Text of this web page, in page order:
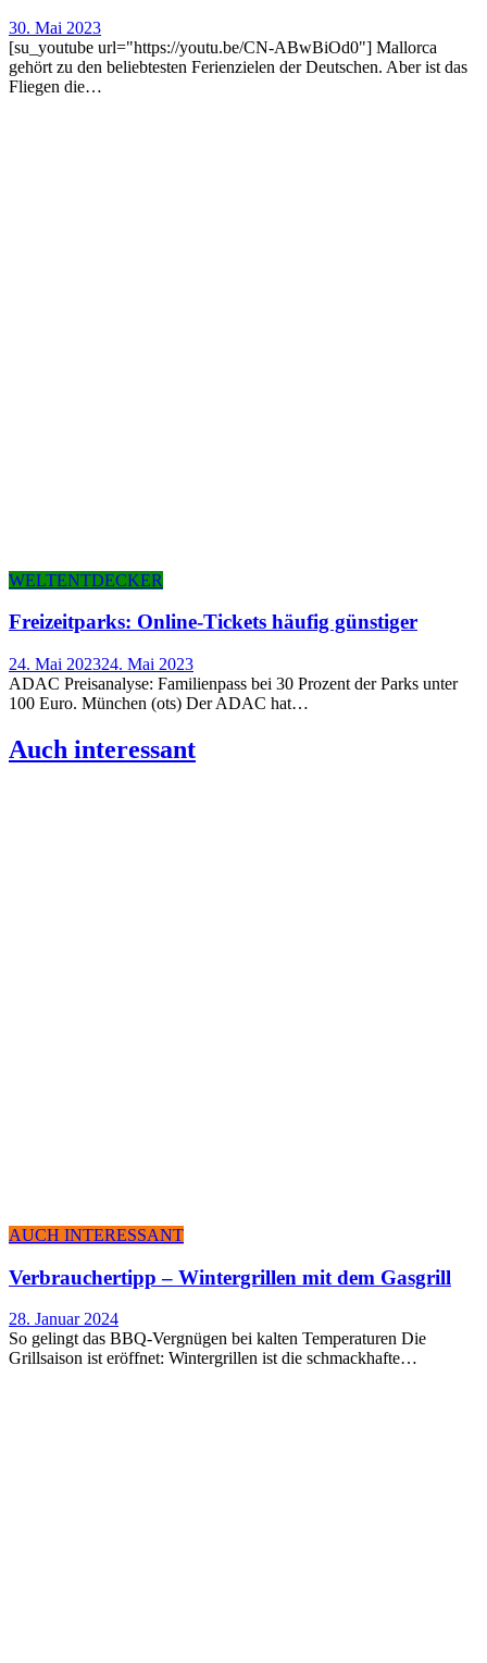
30. Mai 2023
[su_youtube url="https://youtu.be/CN-ABwBiOd0"] Mallorca
gehört zu den beliebtesten Ferienzielen der Deutschen. Aber ist das
Fliegen die…
WELTENTDECKER
Frei­zeit­parks: Online-Tickets häu­fig günstiger
24. Mai 202324. Mai 2023
ADAC Preisanalyse: Familienpass bei 30 Prozent der Parks unter
100 Euro. München (ots) Der ADAC hat…
Auch inter­es­sant
AUCH INTERESSANT
Ver­brau­cher­tipp – Win­ter­gril­len mit dem Gasgrill
28. Januar 2024
So gelingt das BBQ-Vergnügen bei kalten Temperaturen Die
Grillsaison ist eröffnet: Wintergrillen ist die schmackhafte…